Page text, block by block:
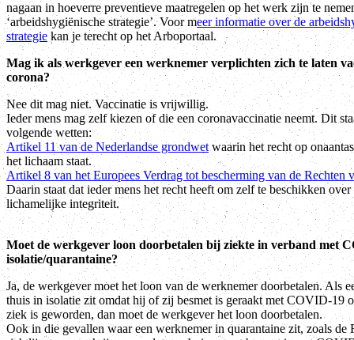
nagaan in hoeverre preventieve maatregelen op het werk zijn te
‘arbeidshygiënische strategie’. Voor meer informatie over de
strategiekan je terecht op het Arboportaal.
Mag ik als werkgever een werknemer verplichten zich te laten
corona?
Nee dit mag niet. Vaccinatie is vrijwillig.
Ieder mens mag zelf kiezen of die een coronavaccinatie neemt. Dit
volgende wetten:
Artikel 11 van de Nederlandse grondwet waarin het recht op
het lichaam staat.
Artikel 8 van het Europees Verdrag tot bescherming van de Rechten
Daarin staat dat ieder mens het recht heeft om zelf te beschikken
lichamelijke integriteit.
Moet de werkgever loon doorbetalen bij ziekte in verband met
isolatie/quarantaine?
Ja, de werkgever moet het loon van de werknemer doorbetalen. Als
thuis in isolatie zit omdat hij of zij besmet is geraakt met COVID-19
ziek is geworden, dan moet de werkgever het loon doorbetalen.
Ook in die gevallen waar een werknemer in quarantaine zit, zoals